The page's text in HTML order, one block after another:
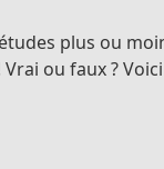
plus ou
ou faux ?